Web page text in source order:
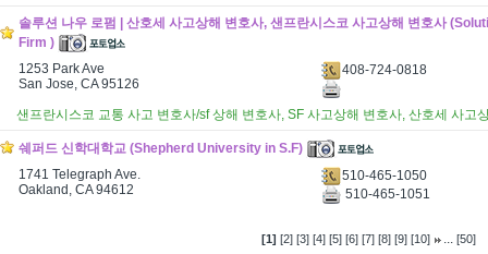
솔루션 나우 로펌 | 산호세 사고상해 변호사, 샌프란시스코 사고상해 변호사
Firm )
1253 Park Ave
San Jose, CA 95126
408-724-0818
샌프란시스코 교통 사고 변호사/sf 상해 변호사, SF 사고상해 변호사, 산호세 사고
쉐퍼드 신학대학교 (Shepherd University in S.F)
1741 Telegraph Ave.
Oakland, CA 94612
510-465-1050
510-465-1051
[1] [2] [3] [4] [5] [6] [7] [8] [9] [10] ...[50]